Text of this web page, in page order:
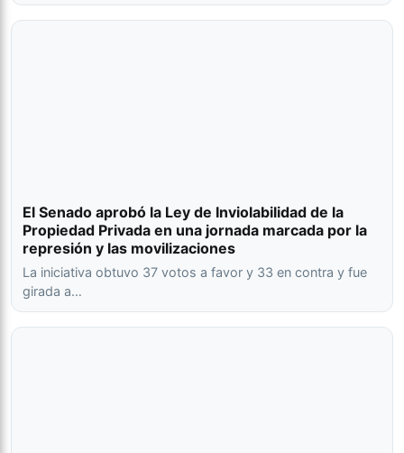
El Senado aprobó la Ley de Inviolabilidad de la
Propiedad Privada en una jornada marcada por la
represión y las movilizaciones
La iniciativa obtuvo 37 votos a favor y 33 en contra y fue
girada a…